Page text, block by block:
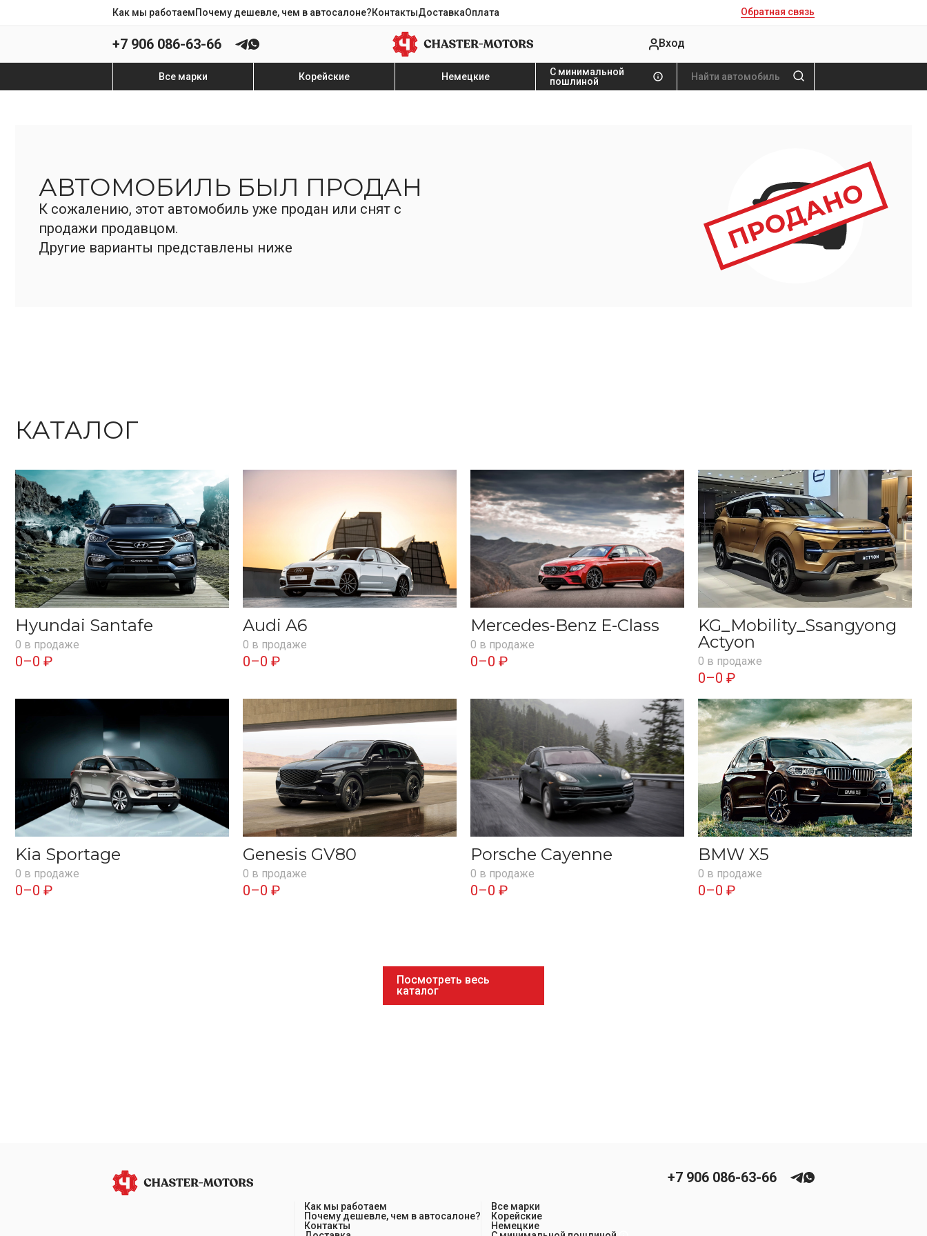
Как мы работаемПочему дешевле, чем в автосалоне?КонтактыДоставкаОплата Обратная связь
+7 906 086-63-66 Вход
Все марки Корейские Немецкие
С минимальной
пошлиной
АВТОМОБИЛЬ БЫЛ ПРОДАН
К сожалению, этот автомобиль уже продан или снят с
продажи продавцом.
Другие варианты представлены ниже
КАТАЛОГ
Hyundai Santafe
0 в продаже
0–0 ₽
Audi A6
0 в продаже
0–0 ₽
Mercedes-Benz E-Class
0 в продаже
0–0 ₽
KG_Mobility_Ssangyong
Actyon
0 в продаже
0–0 ₽
Kia Sportage
0 в продаже
0–0 ₽
Genesis GV80
0 в продаже
0–0 ₽
Porsche Cayenne
0 в продаже
0–0 ₽
BMW X5
0 в продаже
0–0 ₽
Посмотреть весь
каталог
Как мы работаем
Почему дешевле, чем в автосалоне?
Контакты
Все марки
Корейские
Немецкие
+7 906 086-63-66